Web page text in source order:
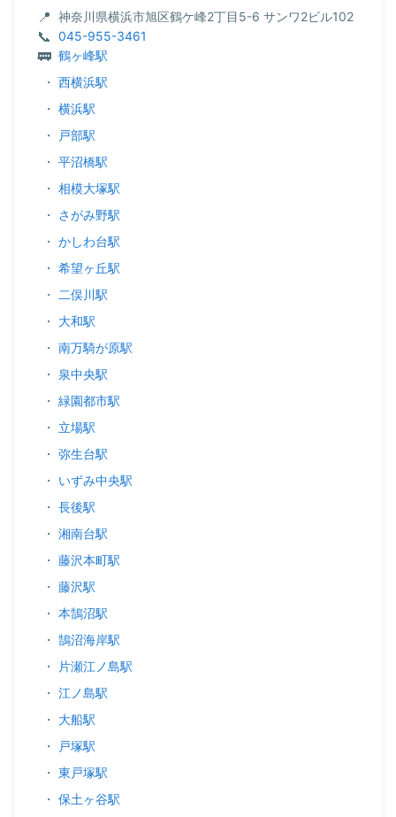
神奈川県横浜市旭区鶴ケ峰2丁目5-6 サンワ2ビル102
045-955-3461
鶴ヶ峰駅
・ 西横浜駅
・ 横浜駅
・
戸部駅
・ 平沼橋駅
・ 相模大塚駅
・ さがみ野駅
・ かしわ台駅
・ 希望ヶ丘駅
・
二俣川駅
・ 大和駅
・ 南万騎が原駅
・ 泉中央駅
・ 緑園都市駅
・ 立場駅
・ 弥生台駅
・ いずみ中央駅
・ 長後駅
・ 湘南台駅
・ 藤沢本町駅
・ 藤沢駅
・ 本鵠沼駅
・ 鵠沼海岸駅
・
片瀬江ノ島駅
・ 江ノ島駅
・ 大船駅
・
戸塚駅
・ 東戸塚駅
・ 保土ヶ谷駅